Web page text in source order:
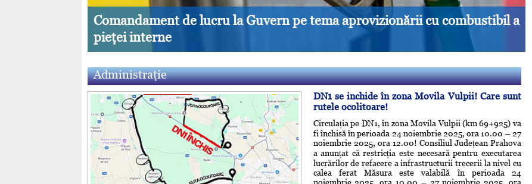
Ordine şi confort in dormitor: detalii care schimbă totul
Administraţie
DN1 se inchide în zona Movila Vulpii! Care sunt
rutele ocolitoare!
Circulația pe DN1, în zona Movila Vulpii (km 69+925) va
fi închisă în perioada 24 noiembrie 2025, ora 10.00 – 27
noiembrie 2025, ora 12.00! Consiliul Județean Prahova
a anunțat că restricția este necesară pentru executarea
lucrărilor de refacere a infrastructurii trecerii la nivel cu
calea ferat Măsura este valabilă în perioada 24
noiembrie 2025, ora 10.00 – 27 noiembrie 2025, ora